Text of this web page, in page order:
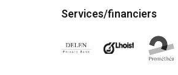
Services/financiers